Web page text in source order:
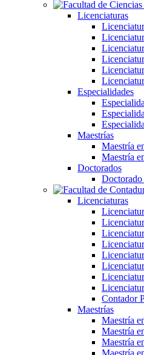
Licenciaturas
Especialidades
Maestrías
Maestría
Maestría
Doctorados
Doctorado
Licenciaturas
Contador
Maestrías
Maestría
Maestría
Maestría
Maestría